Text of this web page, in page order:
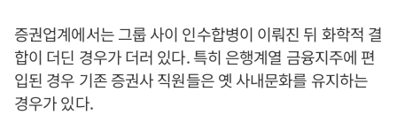
증권업계에서는 그룹 사이 인수합병이 이뤄진 뒤 화학적 결
합이 더딘 경우가 더러 있다. 특히 은행계열 금융지주에 편
입된 경우 기존 증권사 직원들은 옛 사내문화를 유지하는
경우가 있다.